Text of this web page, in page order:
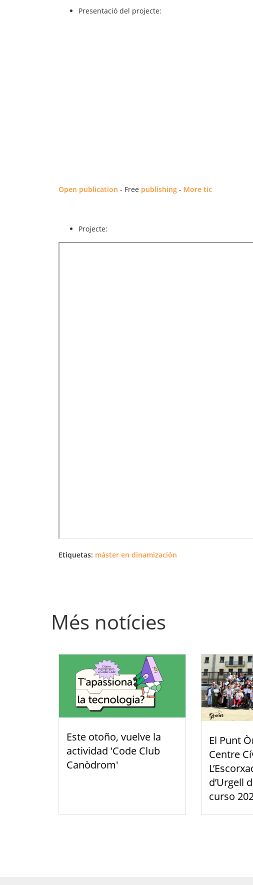
Presentació del projecte:
Open publication - Free publishing - More tic
Projecte:
Etiquetas: máster en dinamización
Més notícies
Este otoño, vuelve la
actividad 'Code Club
Canòdrom'
El Punt
Centre
d’Urgell
curso